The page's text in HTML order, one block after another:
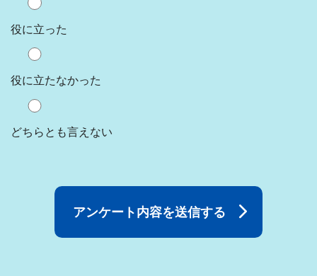
役に立った
役に立たなかった
どちらとも言えない